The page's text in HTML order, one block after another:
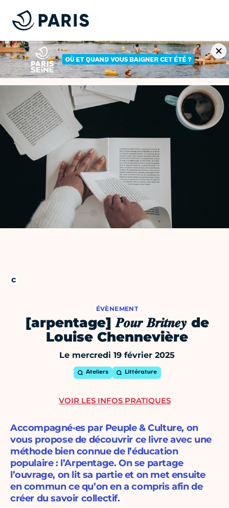
ÉVÈNEMENT
[arpentage] 𝑷𝒐𝒖𝒓 𝑩𝒓𝒊𝒕𝒏𝒆𝒚 de
Louise Chennevière
Le mercredi 19 février 2025
Ateliers Littérature
Accompagné·es par Peuple & Culture, on
vous propose de découvrir ce livre avec une
méthode bien connue de l’éducation
populaire : l’Arpentage. On se partage
l’ouvrage, on lit sa partie et on met ensuite
en commun ce qu’on en a compris afin de
créer du savoir collectif.
VOIR LES INFOS PRATIQUES